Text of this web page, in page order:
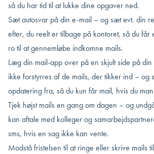
så du har tid til at lukke dine opgaver ned.
Sæt autosvar på din e-mail – og sæt evt. din
efter, du reelt er tilbage på kontoret, så du får
ro til at gennemløbe indkomne mails.
Læg din mail-app over på en skjult side på din
ikke forstyrres af de mails, der tikker ind – og
opdatering fra, så du kun får mail, hvis du
Tjek højst mails en gang om dagen – og
kan aftale med kolleger og
sms, hvis en sag ikke kan vente.
Modstå fristelsen til at ringe eller skrive mails